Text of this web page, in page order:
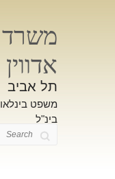
משרד
תל אביב
משפט
בינ"ל
Search